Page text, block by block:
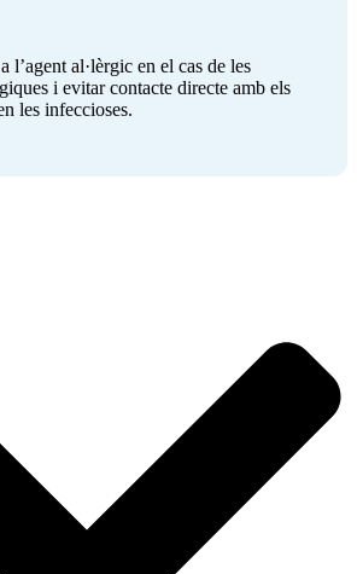
l’agent al·lèrgic en el cas de les
i evitar contacte directe amb els
les infeccioses.